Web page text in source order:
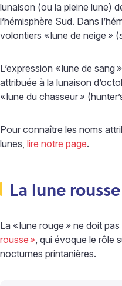
lunaison (ou la pleine lune)
l’hémisphère Sud. Dans
volontiers «lune de neige » (
L’expression «lune de sang
attribuée à la lunaison
«lune du chasseur »
Pour connaître les noms
lunes, lire notre page.
La lune rousse
La «lune rouge » ne doit
rousse » , qui évoque le rôle
nocturnes printanières.